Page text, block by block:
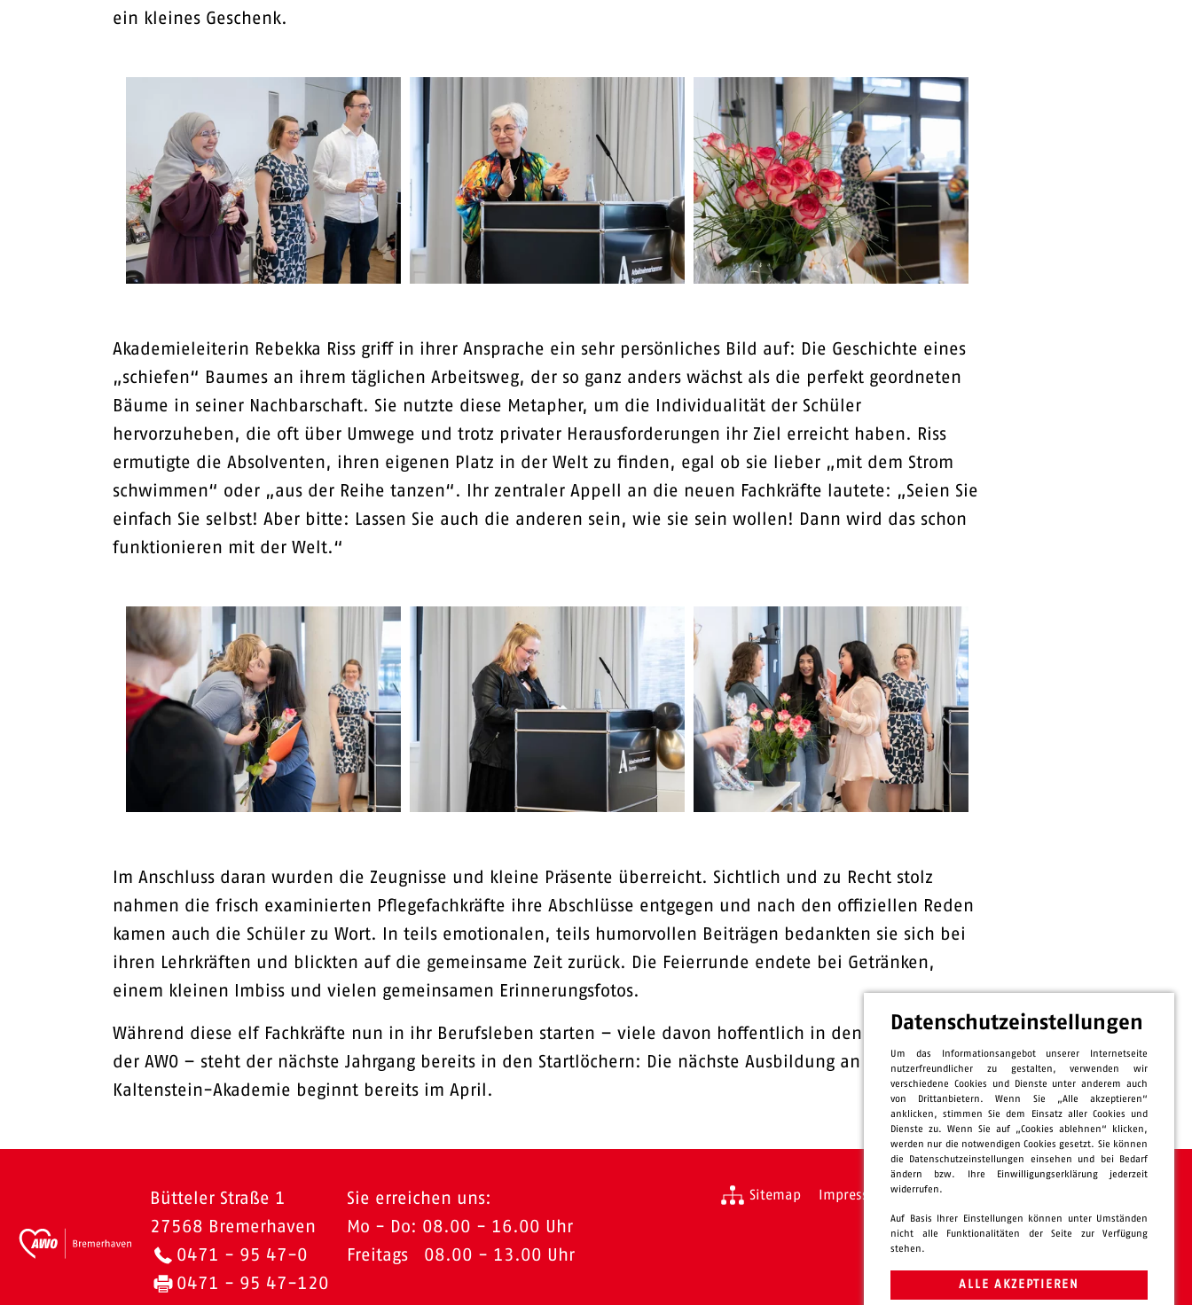
ein kleines Geschenk.
Akademieleiterin Rebekka Riss griff in ihrer Ansprache ein sehr persönliches Bild auf: Die Geschichte eines
„schiefen“ Baumes an ihrem täglichen Arbeitsweg, der so ganz anders wächst als die perfekt geordneten
Bäume in seiner Nachbarschaft. Sie nutzte diese Metapher, um die Individualität der Schüler
hervorzuheben, die oft über Umwege und trotz privater Herausforderungen ihr Ziel erreicht haben. Riss
ermutigte die Absolventen, ihren eigenen Platz in der Welt zu finden, egal ob sie lieber „mit dem Strom
schwimmen“ oder „aus der Reihe tanzen“. Ihr zentraler Appell an die neuen Fachkräfte lautete: „Seien Sie
einfach Sie selbst! Aber bitte: Lassen Sie auch die anderen sein, wie sie sein wollen! Dann wird das schon
funktionieren mit der Welt.“
Im Anschluss daran wurden die Zeugnisse und kleine Präsente überreicht. Sichtlich und zu Recht stolz
nahmen die frisch examinierten Pflegefachkräfte ihre Abschlüsse entgegen und nach den offiziellen Reden
kamen auch die Schüler zu Wort. In teils emotionalen, teils humorvollen Beiträgen bedankten sie sich bei
ihren Lehrkräften und blickten auf die gemeinsame Zeit zurück. Die Feierrunde endete bei Getränken,
einem kleinen Imbiss und vielen gemeinsamen Erinnerungsfotos.
Während diese elf Fachkräfte nun in ihr Berufsleben starten – viele davon hoffentlich in den Einrichtungen
der AWO – steht der nächste Jahrgang bereits in den Startlöchern: Die nächste Ausbildung an der Ursula-
Kaltenstein-Akademie beginnt bereits im April.
Bütteler Straße 1
27568 Bremerhaven
0471 - 95 47-0
0471 - 95 47-120
Sie erreichen uns:
Mo - Do: 08.00 - 16.00 Uhr
Freitags 08.00 - 13.00 Uhr
Sitemap Impressum Datenschutz
Datenschutzeinstellungen
Um das Informationsangebot unserer Internetseite
nutzerfreundlicher zu gestalten, verwenden wir
verschiedene Cookies und Dienste unter anderem auch
von Drittanbietern. Wenn Sie „Alle akzeptieren“
anklicken, stimmen Sie dem Einsatz aller Cookies und
Dienste zu. Wenn Sie auf „Cookies ablehnen“ klicken,
werden nur die notwendigen Cookies gesetzt. Sie können
die Datenschutzeinstellungen einsehen und bei Bedarf
ändern bzw. Ihre Einwilligungserklärung jederzeit
widerrufen.
Auf Basis Ihrer Einstellungen können unter Umständen
nicht alle Funktionalitäten der Seite zur Verfügung
stehen.
ALLE AKZEPTIEREN